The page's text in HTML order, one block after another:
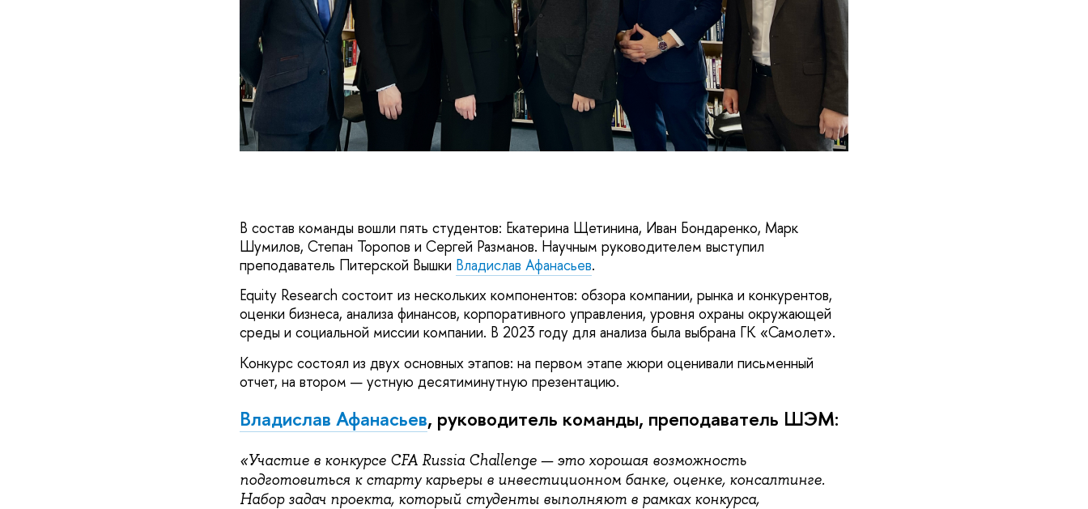
В состав команды вошли пять студентов: Екатерина Щетинина, Иван Бондаренко, Марк
Шумилов, Степан Торопов и Сергей Разманов. Научным руководителем выступил
преподаватель Питерской Вышки Владислав Афанасьев.
Equity Research состоит из нескольких компонентов: обзора компании, рынка и конкурентов,
оценки бизнеса, анализа финансов, корпоративного управления, уровня охраны окружающей
среды и социальной миссии компании. В 2023 году для анализа была выбрана ГК «Самолет».
Конкурс состоял из двух основных этапов: на первом этапе жюри оценивали письменный
отчет, на втором — устную десятиминутную презентацию.
Владислав Афанасьев, руководитель команды, преподаватель ШЭМ:
Участие в конкурсе CFA Russia Challenge — это хорошая возможность
подготовиться к старту карьеры в инвестиционном банке, оценке, консалтинге.
Набор задач проекта, который студенты выполняют в рамках конкурса,